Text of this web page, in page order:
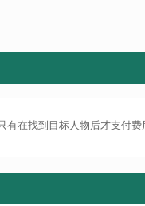
在找到目标人物后才支付